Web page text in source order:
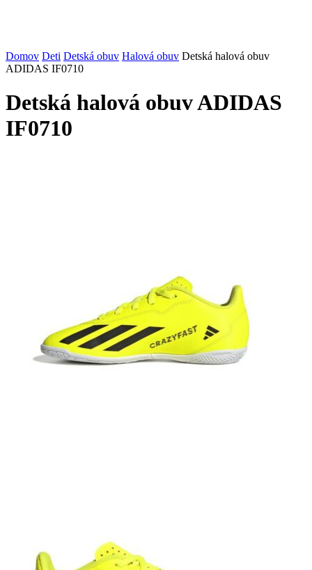
Domov Deti Detská obuv Halová obuv Detská halová obuv
ADIDAS IF0710
Detská halová obuv ADIDAS
IF0710